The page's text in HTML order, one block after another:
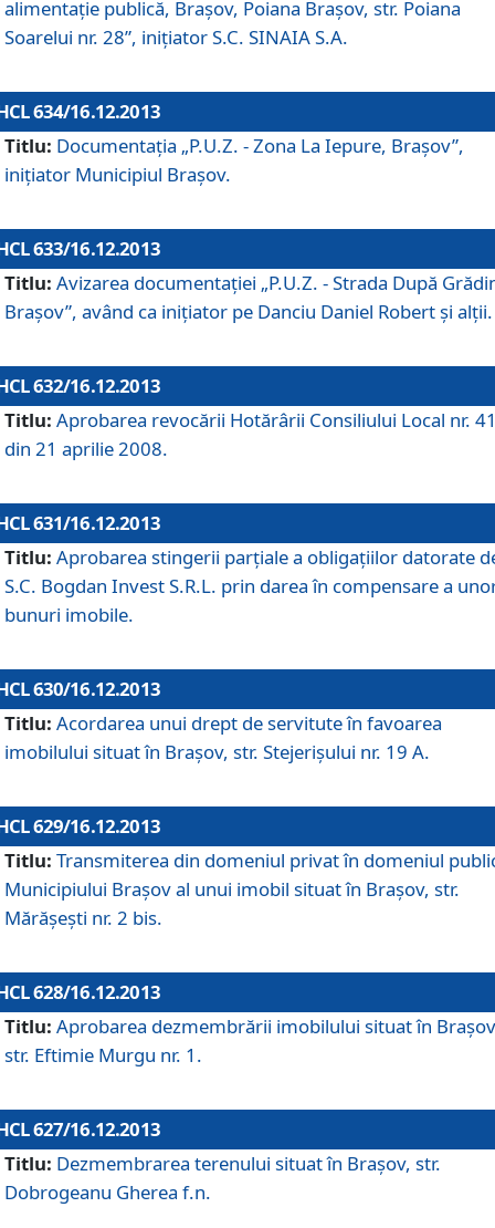
alimentaţie publică, Braşov, Poiana Braşov, str. Poiana
Soarelui nr. 28”, iniţiator S.C. SINAIA S.A.
634/16.12.2013
Titlu: Documentaţia „P.U.Z. - Zona La Iepure, Braşov”,
iniţiator Municipiul Braşov.
633/16.12.2013
Titlu: Avizarea documentaţiei „P.U.Z. - Strada După
Braşov”, având ca iniţiator pe Danciu Daniel Robert şi alţii.
632/16.12.2013
Titlu: Aprobarea revocării Hotărârii Consiliului Local nr.
din 21 aprilie 2008.
631/16.12.2013
Titlu: Aprobarea stingerii parţiale a obligaţiilor datorate
S.C. Bogdan Invest S.R.L. prin darea în compensare a
bunuri imobile.
630/16.12.2013
Titlu: Acordarea unui drept de servitute în favoarea
imobilului situat în Braşov, str. Stejerişului nr. 19 A.
629/16.12.2013
Titlu: Transmiterea din domeniul privat în domeniul
Municipiului Braşov al unui imobil situat în Braşov, str.
Mărăşeşti nr. 2 bis.
628/16.12.2013
Titlu: Aprobarea dezmembrării imobilului situat în
str. Eftimie Murgu nr. 1.
627/16.12.2013
Titlu: Dezmembrarea terenului situat în Braşov, str.
Dobrogeanu Gherea f.n.